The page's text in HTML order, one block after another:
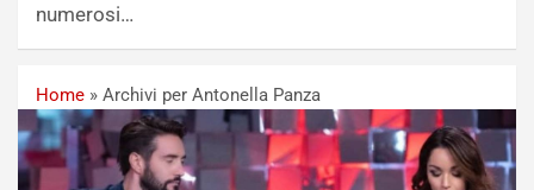
numerosi…
Home » Archivi per Antonella Panza